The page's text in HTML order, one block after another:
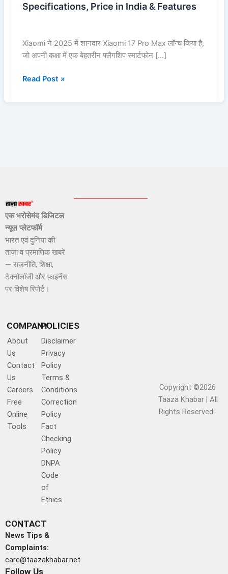
Specifications, Price in India & Features
Xiaomi ने 2025 में शानदार Xiaomi 17 Pro Max लॉन्च किया है,
जो अपनी कक्षा में एक बेहतरीन फ्लैगशिप स्मार्टफोन […]
Read Post »
एक भरोसेमंद डिजिटल
न्यूज़ प्लेटफॉर्म
भारत एवं दुनिया की
ताज़ा व प्रमाणिक खबरें
— राजनीति, शिक्षा,
टेक्नोलॉजी और फ़ाइनेंस
पर विशेष रिपोर्ट।
COMPANY
About
Us
Contact
Us
Careers
Free
Online
Tools
POLICIES
Disclaimer
Privacy
Policy
Terms &
Conditions
Correction
Policy
Fact
Checking
Policy
DNPA
Code
of
Ethics
CONTACT
News Tips &
Complaints:
care@taazakhabar.net
Follow Us
Copyright ©2026
Taaza Khabar | All
Rights Reserved.​